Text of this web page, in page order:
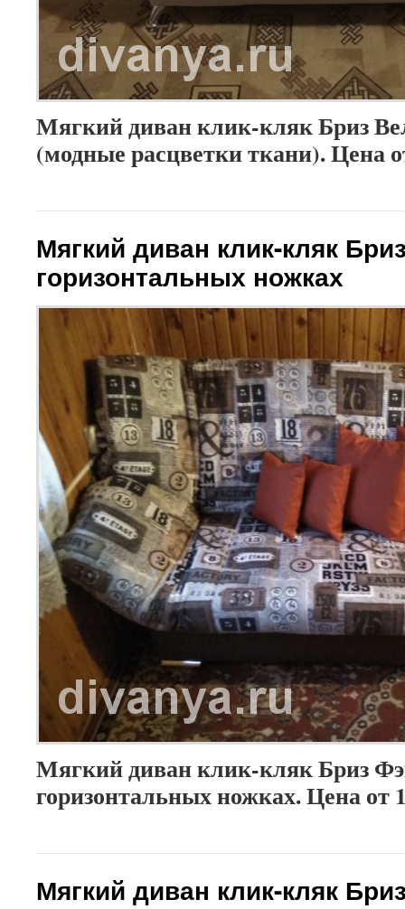
Мягкий диван клик-кляк Бриз
(модные расцветки ткани). Цена
Мягкий диван клик-кляк
горизонтальных ножках
Мягкий диван клик-кляк Бриз
горизонтальных ножках. Цена от
Мягкий диван клик-кляк